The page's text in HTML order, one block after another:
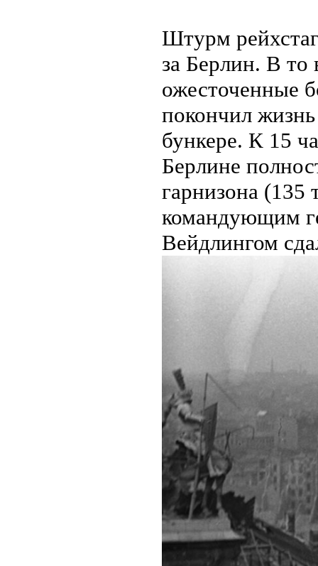
Штурм
за Берлин. В то
ожесточенные
покончил
бункере. К 15
Берлине
гарнизона (135
командующим
Вейдлингом